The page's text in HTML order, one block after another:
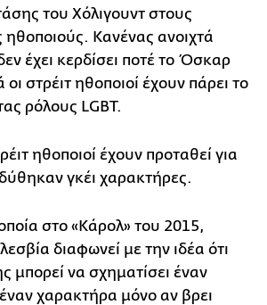
του Χόλιγουντ στους
Κανένας ανοιχτά
έχει κερδίσει ποτέ το Όσκαρ
στρέιτ ηθοποιοί έχουν πάρει το
ρόλους LGBT.
ηθοποιοί έχουν προταθεί για
γκέι χαρακτήρες.
στο «Κάρολ» του 2015,
διαφωνεί με την ιδέα ότι
μπορεί να σχηματίσει έναν
χαρακτήρα μόνο αν βρει